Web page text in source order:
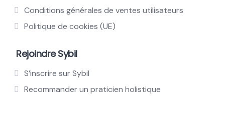
Conditions générales de ventes utilisateurs
Politique de cookies (UE)
Rejoindre Sybil
S’inscrire sur Sybil
Recommander un praticien holistique